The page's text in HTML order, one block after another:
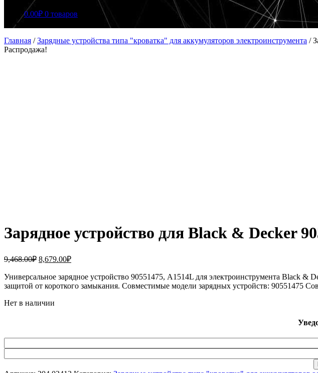
0.00₽ 0 товаров
Главная /Зарядные устройства типа "кроватка" для аккумуляторов электроинструмента /
Распродажа!
Зарядное устройство для Black & Decker
9,468.00₽ Первоначальная
составляла
9,468.00₽.
8,679.00₽Текущая
8,679.00₽.
Универсальное зарядное устройство 90551475, A1514L для электроинструмента Black
защитой от короткого замыкания. Совместимые модели зарядных устройств: 90551475
Нет в наличии